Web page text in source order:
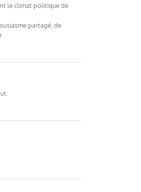
le climat politique de
partagé, de